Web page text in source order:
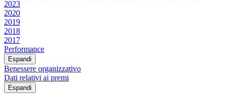
2023
2020
2019
2018
2017
Performance
Espandi
Benessere organizzativo
Dati relativi ai premi
Espandi